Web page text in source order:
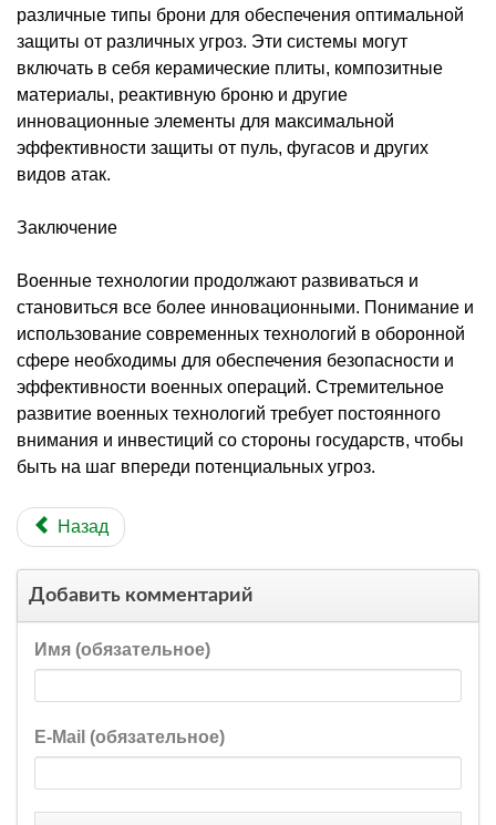
различные типы брони для обеспечения оптимальной
защиты от различных угроз. Эти системы могут
включать в себя керамические плиты, композитные
материалы, реактивную броню и другие
инновационные элементы для максимальной
эффективности защиты от пуль, фугасов и других
видов атак.
Заключение
Военные технологии продолжают развиваться и
становиться все более инновационными. Понимание и
использование современных технологий в оборонной
сфере необходимы для обеспечения безопасности и
эффективности военных операций. Стремительное
развитие военных технологий требует постоянного
внимания и инвестиций со стороны государств, чтобы
быть на шаг впереди потенциальных угроз.
Назад
Добавить комментарий
Имя (обязательное)
E-Mail (обязательное)